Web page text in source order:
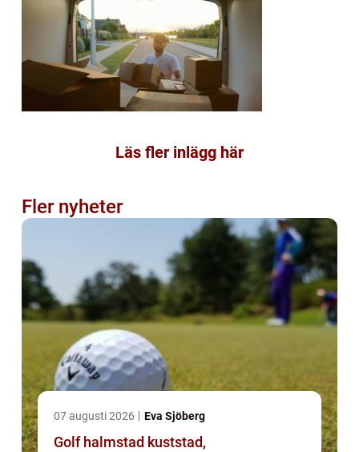
Läs fler inlägg här
Fler nyheter
07 augusti 2026 Eva Sjöberg
Golf halmstad kuststad,